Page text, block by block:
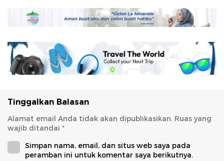
Tinggalkan Balasan
Alamat email Anda tidak akan dipublikasikan. Ruas yang
wajib ditandai *
Simpan nama, email, dan situs web saya pada
peramban ini untuk komentar saya berikutnya.